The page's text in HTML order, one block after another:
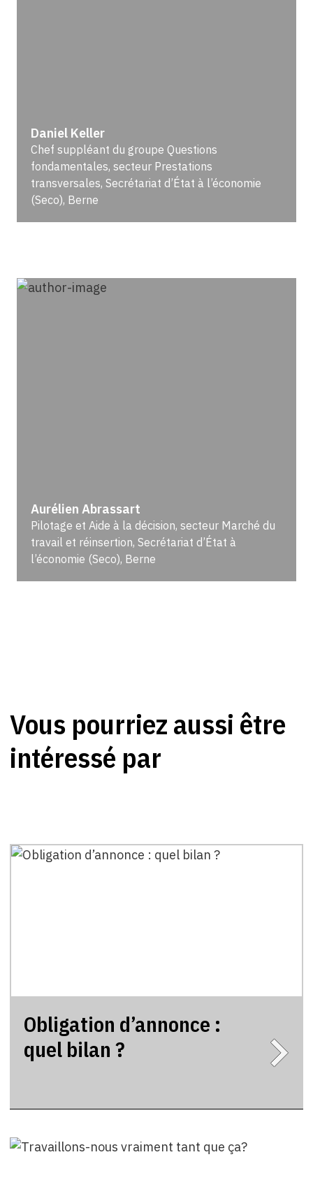
Daniel Keller
Chef suppléant du groupe Questions
fondamentales, secteur Prestations
transversales, Secrétariat d’État à l’économie
(Seco), Berne
Aurélien Abrassart
Pilotage et Aide à la décision, secteur Marché du
travail et réinsertion, Secrétariat d’État à
l’économie (Seco), Berne
Vous pourriez aussi être
intéressé par
Obligation d’annonce :
quel bilan ?